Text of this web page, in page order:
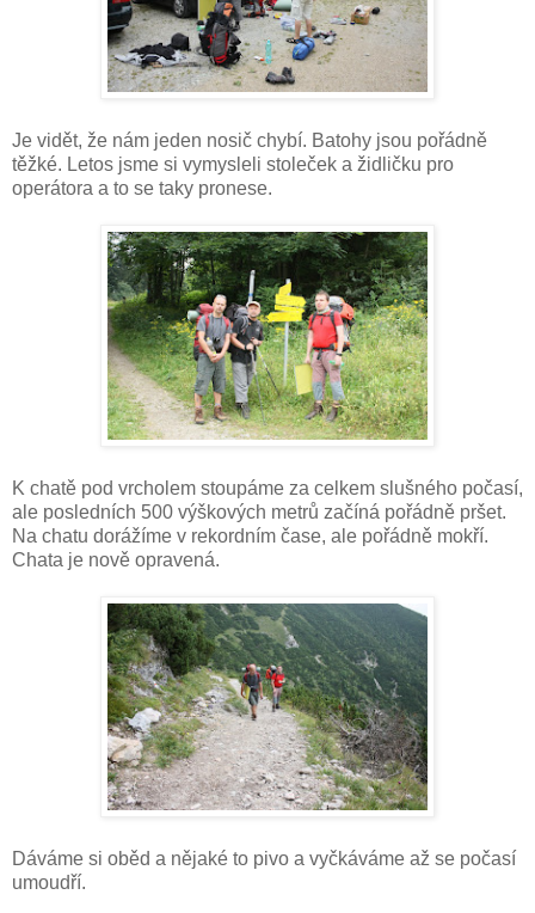
Je vidět, že nám jeden nosič chybí. Batohy jsou pořádně
těžké. Letos jsme si vymysleli stoleček a židličku pro
operátora a to se taky pronese.
K chatě pod vrcholem stoupáme za celkem slušného počasí,
ale posledních 500 výškových metrů začíná pořádně pršet.
Na chatu dorážíme v rekordním čase, ale pořádně mokří.
Chata je nově opravená.
Dáváme si oběd a nějaké to pivo a vyčkáváme až se počasí
umoudří.